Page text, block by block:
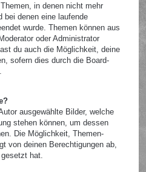
in denen nicht mehr
bei denen eine laufende
wurde. Themen können aus
oder Administrator
du auch die Möglichkeit, deine
sofern dies durch die Board-
ausgewählte Bilder, welche
stehen können, um dessen
Die Möglichkeit, Themen-
von deinen Berechtigungen ab,
hat.